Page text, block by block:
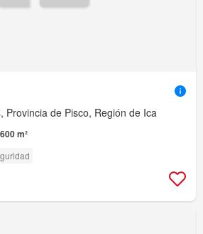
Provincia de Pisco, Región de Ica
m²